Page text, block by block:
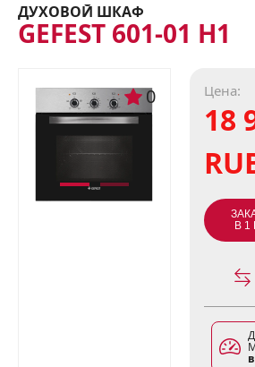
ДУХОВОЙ ШКАФ
GEFEST 601-01 H1
0 Цена:
18
В 1